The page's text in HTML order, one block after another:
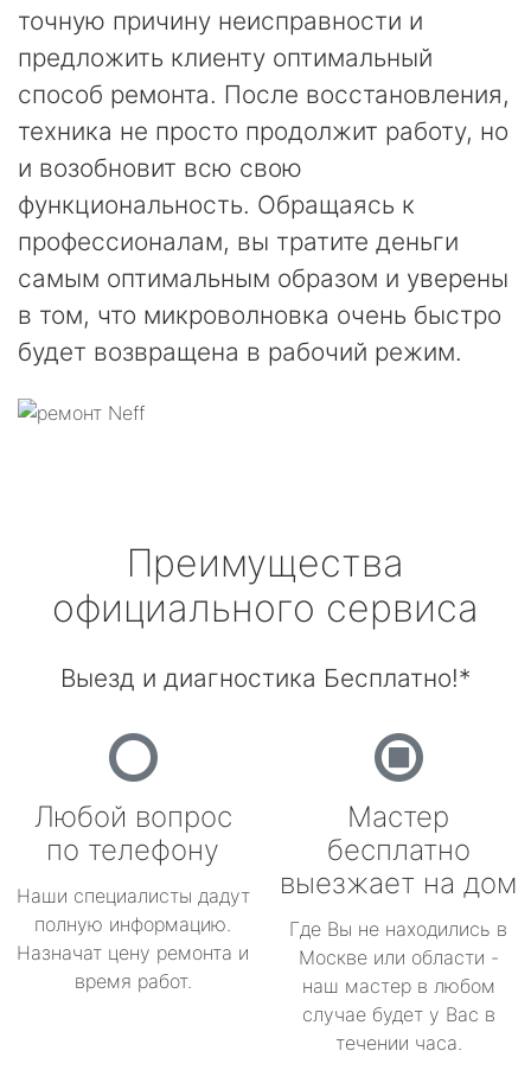
точную причину неисправности и
предложить клиенту оптимальный
способ ремонта. После восстановления,
техника не просто продолжит работу, но
и возобновит всю свою
функциональность. Обращаясь к
профессионалам, вы тратите деньги
самым оптимальным образом и уверены
в том, что микроволновка очень быстро
будет возвращена в рабочий режим.
Преимущества
официального сервиса
Выезд и диагностика Бесплатно!*
Любой вопрос
по телефону
Наши специалисты дадут
полную информацию.
Назначат цену ремонта и
время работ.
Мастер
бесплатно
выезжает на дом
Где Вы не находились в
Москве или области -
наш мастер в любом
случае будет у Вас в
течении часа.